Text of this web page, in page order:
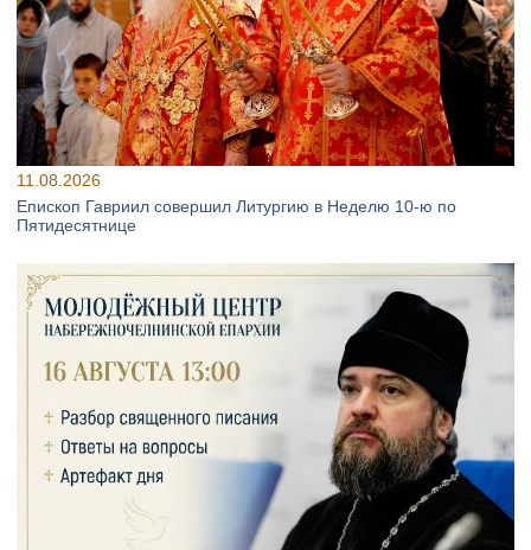
11.08.2026
Епископ Гавриил совершил Литургию в Неделю 10‑ю по
Пятидесятнице